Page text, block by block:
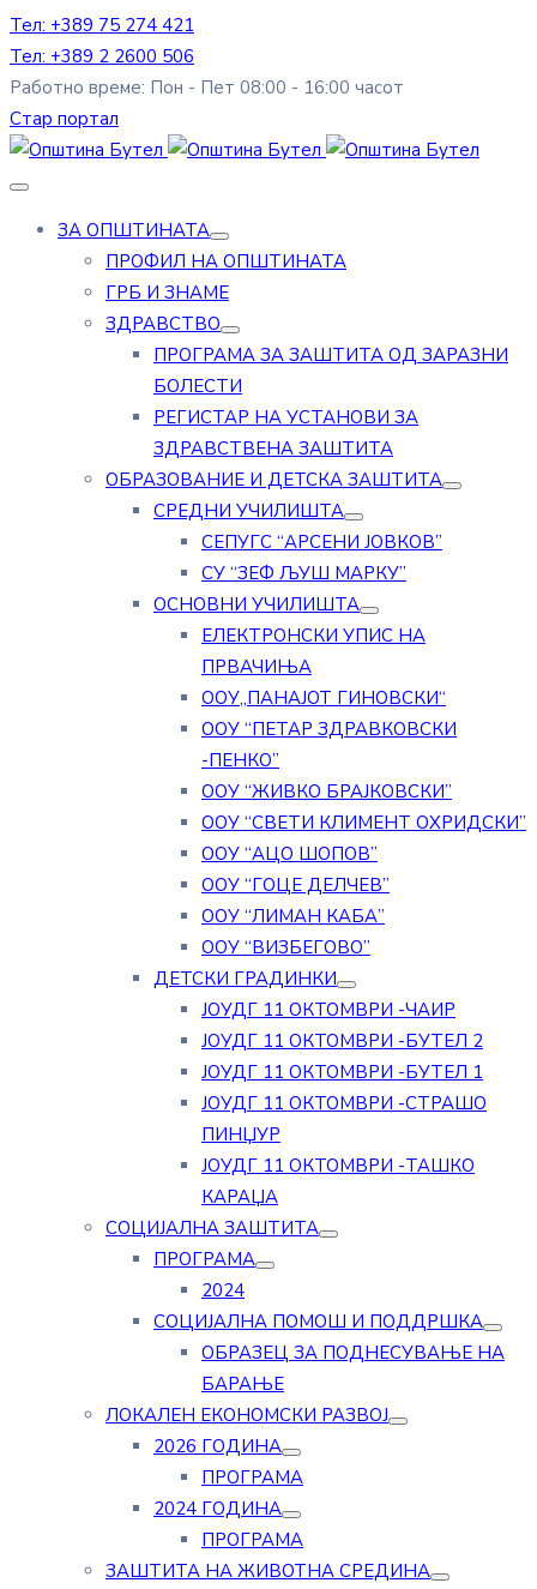
Тел: +389 75 274 421
Тел: +389 2 2600 506
Работно време: Пон - Пет 08:00 - 16:00 часот
Стар портал
ЗА ОПШТИНАТА
ПРОФИЛ НА ОПШТИНАТА
ГРБ И ЗНАМЕ
ЗДРАВСТВО
ПРОГРАМА ЗА ЗАШТИТА ОД ЗАРАЗНИ
БОЛЕСТИ
РЕГИСТАР НА УСТАНОВИ ЗА
ЗДРАВСТВЕНА ЗАШТИТА
ОБРАЗОВАНИЕ И ДЕТСКА ЗАШТИТА
СРЕДНИ УЧИЛИШТА
СЕПУГС “АРСЕНИ ЈОВКОВ”
СУ “ЗЕФ ЉУШ МАРКУ”
ОСНОВНИ УЧИЛИШТА
ЕЛЕКТРОНСКИ УПИС НА
ПРВАЧИЊА
ООУ„ПАНАЈОТ ГИНОВСКИ“
ООУ “ПЕТАР ЗДРАВКОВСКИ
-ПЕНКО”
ООУ “ЖИВКО БРАЈКОВСКИ”
ООУ “СВЕТИ КЛИМЕНТ ОХРИДСКИ”
ООУ “АЦО ШОПОВ”
ООУ “ГОЦЕ ДЕЛЧЕВ”
ООУ “ЛИМАН КАБА”
ООУ “ВИЗБЕГОВО”
ДЕТСКИ ГРАДИНКИ
ЈОУДГ 11 ОКТОМВРИ -ЧАИР
ЈОУДГ 11 ОКТОМВРИ -БУТЕЛ 2
ЈОУДГ 11 ОКТОМВРИ -БУТЕЛ 1
ЈОУДГ 11 ОКТОМВРИ -СТРАШО
ПИНЏУР
ЈОУДГ 11 ОКТОМВРИ -ТАШКО
КАРАЏА
СОЦИЈАЛНА ЗАШТИТА
ПРОГРАМА
2024
СОЦИЈАЛНА ПОМОШ И ПОДДРШКА
ОБРАЗЕЦ ЗА ПОДНЕСУВАЊЕ НА
БАРАЊЕ
ЛОКАЛЕН ЕКОНОМСКИ РАЗВОЈ
2026 ГОДИНА
ПРОГРАМА
2024 ГОДИНА
ПРОГРАМА
ЗАШТИТА НА ЖИВОТНА СРЕДИНА